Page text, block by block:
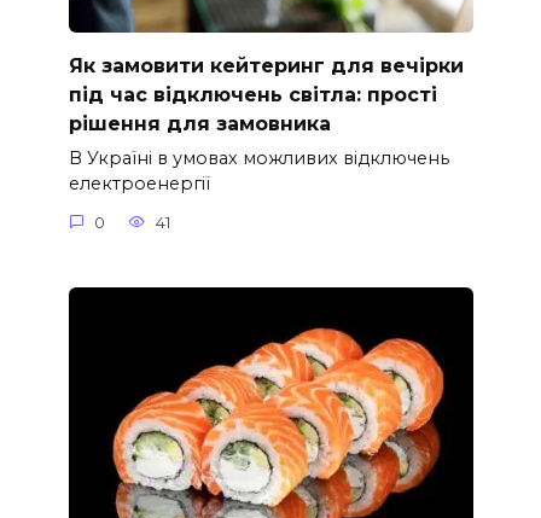
Як замовити кейтеринг для вечірки
під час відключень світла: прості
рішення для замовника
В Україні в умовах можливих відключень
електроенергії
0 41